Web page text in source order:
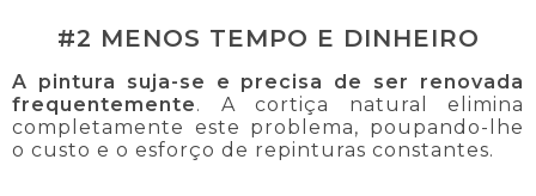
#2 MENOS TEMPO E DINHEIRO
A pintura suja-se e precisa de ser renovada
frequentemente. A cortiça natural elimina
completamente este problema, poupando-lhe
o custo e o esforço de repinturas constantes.